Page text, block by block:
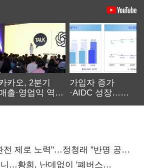
카오, 2분기
출·영업익 역대
가입자 증가
·AIDC 성장…
전 제로 노력"…정청래 "반명 공세
…황희, 난데없이 '폐버스